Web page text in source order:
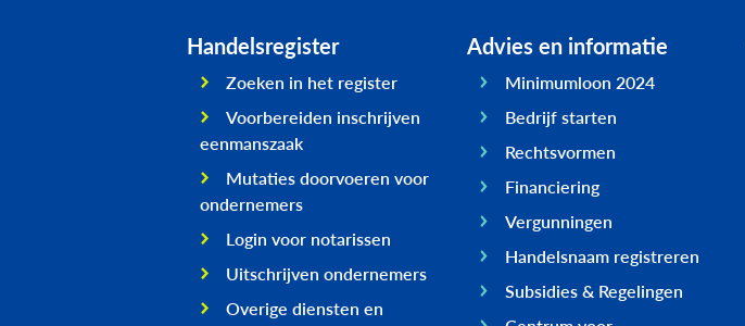
Handelsregister
Zoeken in het register
Voorbereiden inschrijven
eenmanszaak
Mutaties doorvoeren voor
ondernemers
Login voor notarissen
Uitschrijven ondernemers
Overige diensten en
Advies en informatie
Minimumloon 2024
Bedrijf starten
Rechtsvormen
Financiering
Vergunningen
Handelsnaam registreren
Subsidies & Regelingen